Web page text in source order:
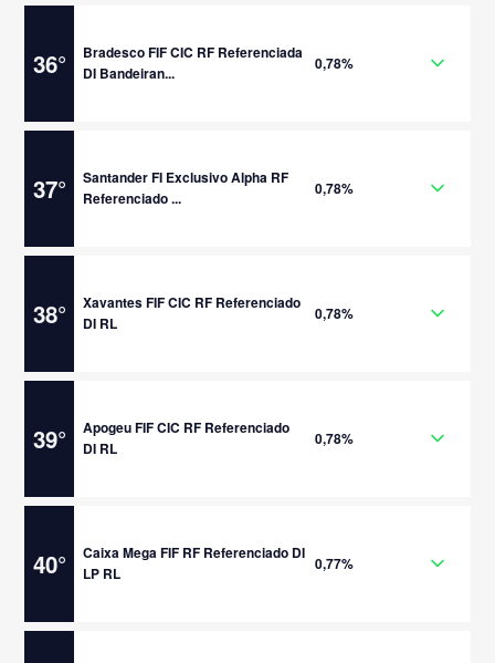
36°
Bradesco FIF CIC RF Referenciada
DI Bandeiran...
0,78%
37°
Santander FI Exclusivo Alpha RF
Referenciado ...
0,78%
38°
Xavantes FIF CIC RF Referenciado
DI RL
0,78%
39°
Apogeu FIF CIC RF Referenciado
DI RL
0,78%
40°
Caixa Mega FIF RF Referenciado DI
LP RL
0,77%